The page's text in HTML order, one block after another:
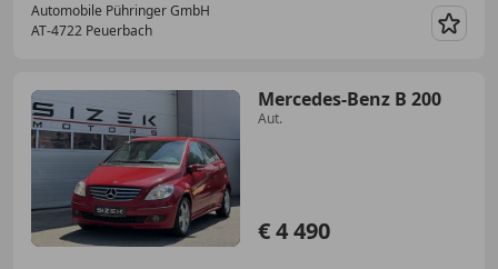
Automobile Pühringer GmbH
AT-4722 Peuerbach
Mercedes-Benz B 200
Aut.
€ 4 490